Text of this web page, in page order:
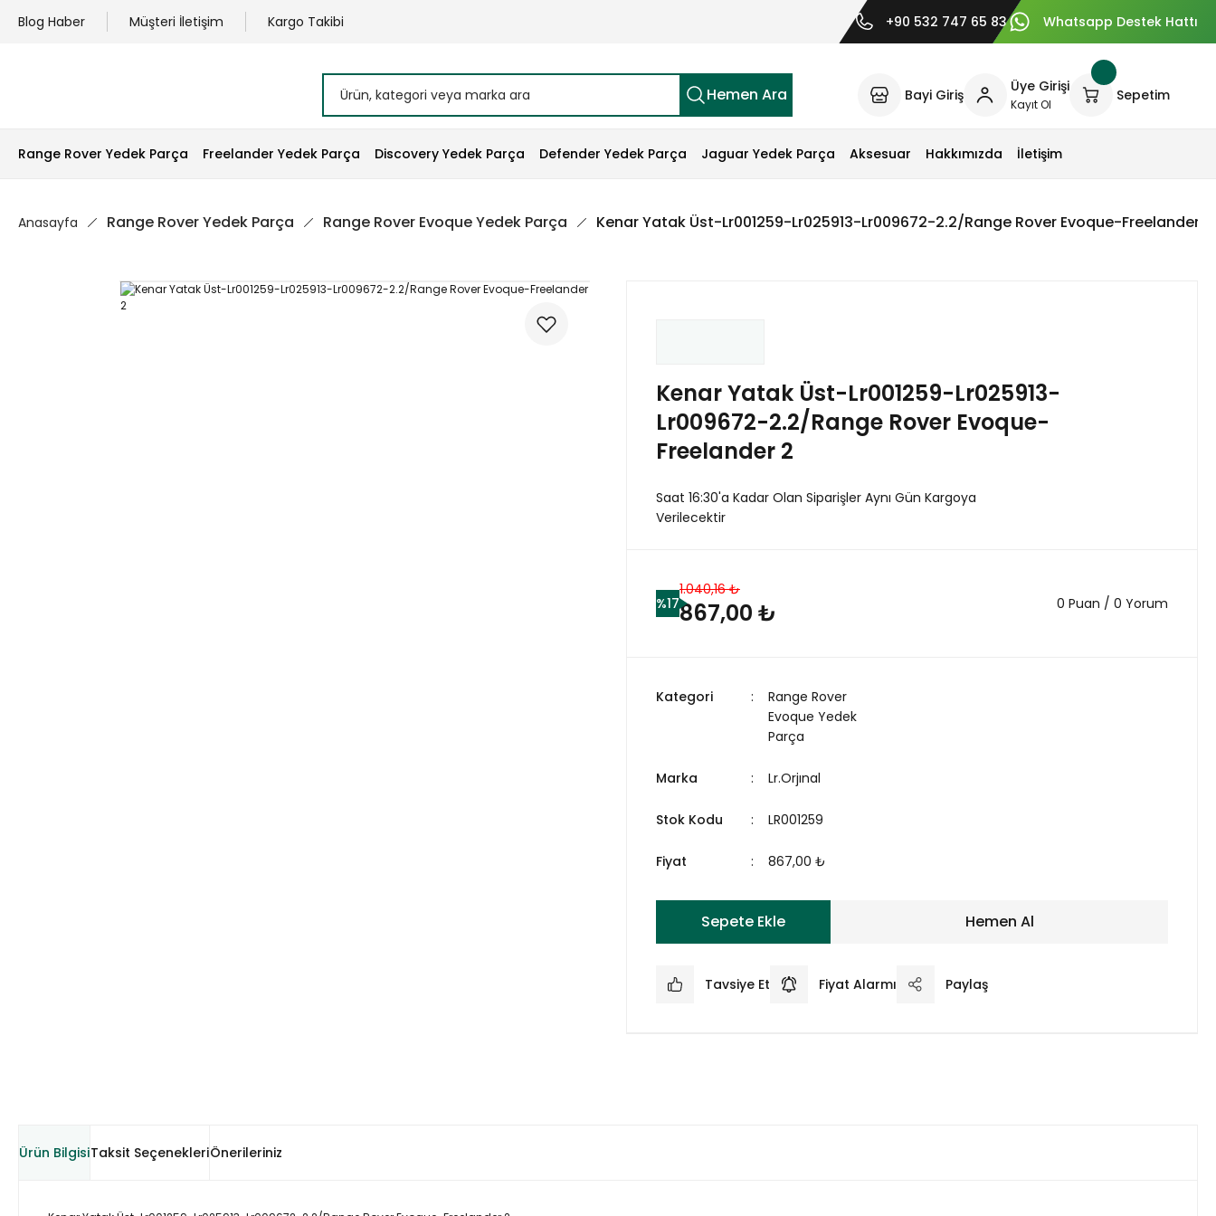
Blog Haber Müşteri İletişim Kargo Takibi +90 532 747 65 83 Whatsapp Destek Hattı
Hemen Ara Bayi Giriş Üye Girişi
Kayıt Ol
Sepetim
Range Rover Yedek Parça Freelander Yedek Parça Discovery Yedek Parça Defender Yedek Parça Jaguar Yedek Parça Aksesuar Hakkımızda İletişim
Anasayfa Range Rover Yedek Parça Range Rover Evoque Yedek Parça Kenar Yatak Üst-Lr001259-Lr025913-Lr009672-2.2/Range Rover Evoque-Freelander 2
Kenar Yatak Üst-Lr001259-Lr025913-
Lr009672-2.2/Range Rover Evoque-
Freelander 2
Saat 16:30'a Kadar Olan Siparişler Aynı Gün Kargoya
Verilecektir
%17
1.040,16 ₺
867,00 ₺ 0 Puan / 0 Yorum
Kategori
Range Rover
Evoque Yedek
Parça
Marka Lr.Orjınal
Stok Kodu LR001259
Fiyat 867,00 ₺
Sepete Ekle Hemen Al
Tavsiye Et Fiyat Alarmı Paylaş
Ürün BilgisiTaksit SeçenekleriÖnerileriniz